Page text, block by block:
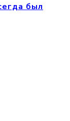
был